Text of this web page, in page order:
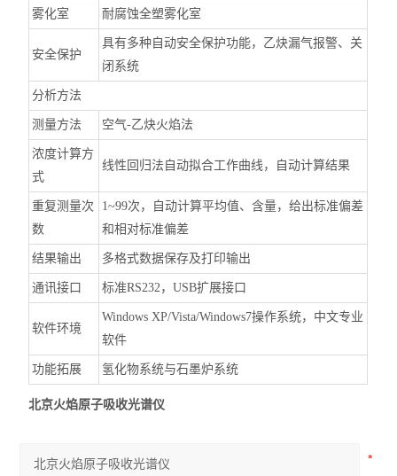
雾化室 耐腐蚀全塑雾化室
安全保护
具有多种自动安全保护功能，乙炔漏气报警、关
闭系统
分析方法
测量方法 空气-乙炔火焰法
浓度计算方
式
线性回归法自动拟合工作曲线，自动计算结果
重复测量次
数
1~99次，自动计算平均值、含量，给出标准偏差
和相对标准偏差
结果输出 多格式数据保存及打印输出
通讯接口 标准RS232，USB扩展接口
软件环境
Windows XP/Vista/Windows7操作系统，中文专业
软件
功能拓展 氢化物系统与石墨炉系统
北京火焰原子吸收光谱仪